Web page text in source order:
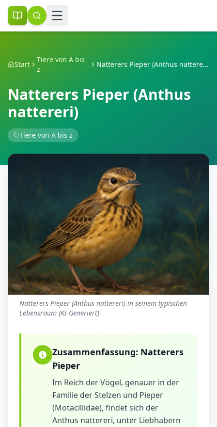
Start
Tiere von A bis
z
Natterers Pieper (Anthus nattereri)
Natterers Pieper (Anthus
nattereri)
Tiere von A bis z
Natterers Pieper (Anthus nattereri) in seinem typischen
Lebensraum (KI Generiert)
Zusammenfassung: Natterers
Pieper
Im Reich der Vögel, genauer in der
Familie der Stelzen und Pieper
(Motacillidae), findet sich der
Anthus nattereri, unter Liebhabern